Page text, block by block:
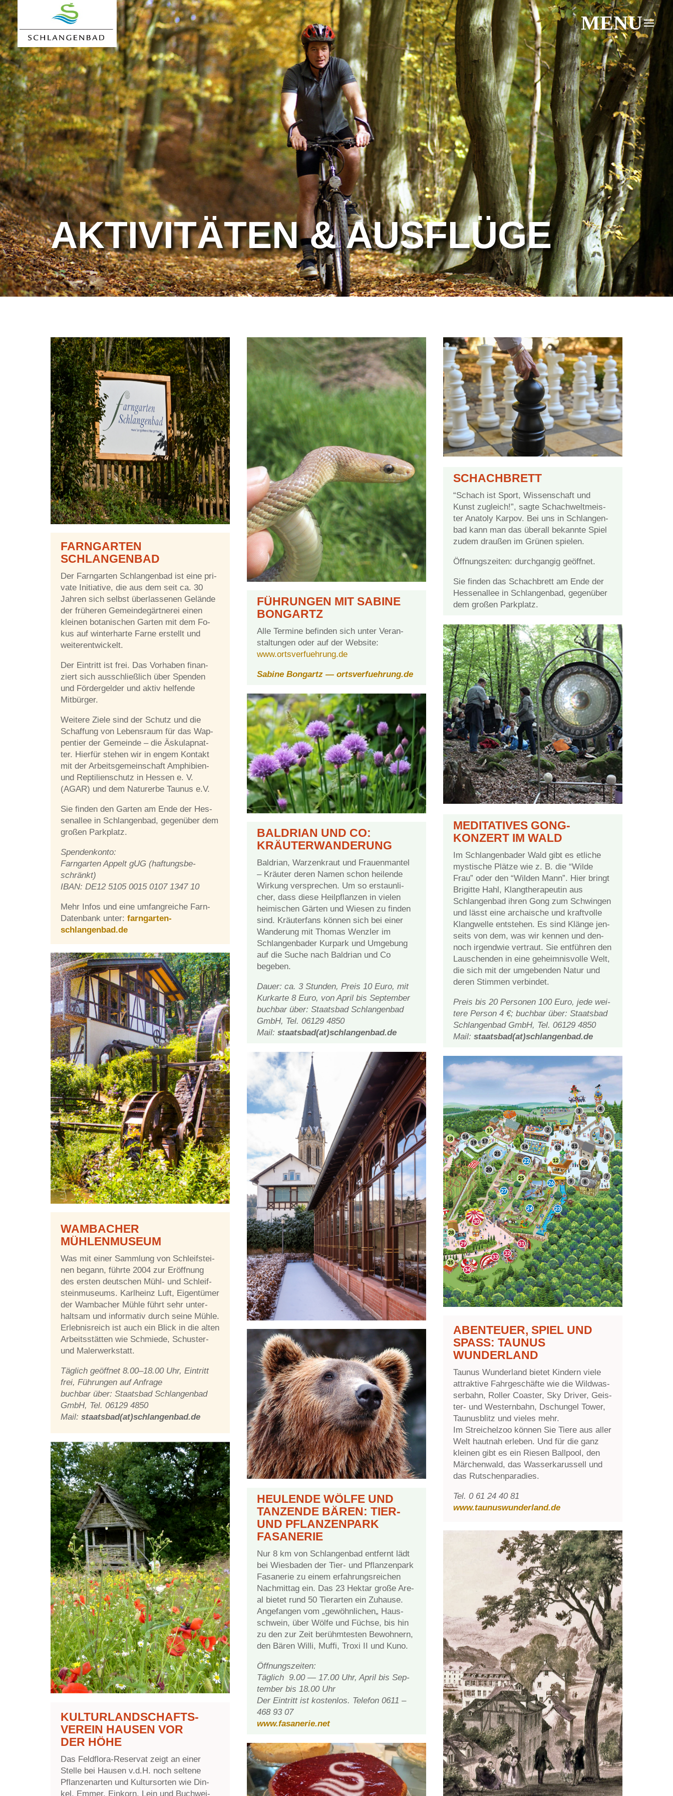
AK­TI­VI­TÄ­TEN & AUSFLÜGE
FARN­GAR­TEN
SCHLANGENBAD
Der Farn­gar­ten Schlan­gen­bad ist eine pri­
va­te In­itia­ti­ve, die aus dem seit ca. 30
Jah­ren sich selbst über­las­se­nen Ge­län­de
der frü­he­ren Ge­mein­de­gärt­ne­rei ei­nen
klei­nen bo­ta­ni­schen Gar­ten mit dem Fo­
kus auf win­ter­har­te Far­ne er­stellt und
weiterentwickelt.
Der Ein­tritt ist frei. Das Vor­ha­ben fi­nan­
ziert sich aus­schließ­lich über Spen­den
und För­der­gel­der und ak­tiv hel­fen­de
Mitbürger.
Wei­te­re Zie­le sind der Schutz und die
Schaf­fung von Le­bens­raum für das Wap­
pen­tier der Ge­mein­de – die Äs­ku­lap­nat­
ter. Hier­für ste­hen wir in en­gem Kon­takt
mit der Ar­beits­ge­mein­schaft Am­phi­bi­en-
und Rep­ti­li­en­schutz in Hes­sen e. V.
(AGAR) und dem Na­tur­er­be Tau­nus e.V.
Sie fin­den den Gar­ten am Ende der Hes­
sen­al­lee in Schlan­gen­bad, ge­gen­über dem
gro­ßen Parkplatz.
Spen­den­kon­to:
Farn­gar­ten Ap­pelt gUG (haf­tungs­be­
schränkt)
IBAN: DE12 5105 0015 0107 1347 10
Mehr In­fos und eine um­fang­rei­che Farn-
Da­ten­bank un­ter: farngarten-
schlangenbad.de
WAM­BA­CHER
MÜHLENMUSEUM
Was mit ei­ner Samm­lung von Schleif­stei­
nen be­gann, führ­te 2004 zur Er­öff­nung
des ers­ten deut­schen Mühl- und Schleif­
stein­mu­se­ums. Karl­heinz Luft, Ei­gen­tü­mer
der Wam­ba­cher Müh­le führt sehr un­ter­
halt­sam und in­for­ma­tiv durch sei­ne Müh­le.
Er­leb­nis­reich ist auch ein Blick in die al­ten
Ar­beits­stät­ten wie Schmie­de, Schus­ter-
und Malerwerkstatt.
Täg­lich ge­öff­net 8.00–18.00 Uhr, Ein­tritt
frei, Füh­run­gen auf An­fra­ge
buch­bar über: Staats­bad Schlan­gen­bad
GmbH, Tel. 06129 4850
Mail: staatsbad(at)schlangenbad.de
KUL­TUR­LAND­SCHAFTS­
VER­EIN HAU­SEN VOR
DER HÖHE
Das Feld­flo­ra-Re­ser­vat zeigt an ei­ner
Stel­le bei Hau­sen v.d.H. noch sel­te­ne
Pflan­zen­ar­ten und Kul­tur­sorten wie Din­
kel, Em­mer, Ein­korn, Lein und Buch­wei­
FÜH­RUN­GEN MIT SA­BI­NE
BONGARTZ
Alle Ter­mi­ne be­fin­den sich un­ter Ver­an­
stal­tun­gen oder auf der Web­site:
www.ortsverfuehrung.de
Sa­bi­ne Bon­gartz — ortsverfuehrung.de
BAL­DRI­AN UND CO:
KRÄUTERWANDERUNG
Bal­dri­an, War­zen­kraut und Frau­en­man­tel
– Kräu­ter de­ren Na­men schon hei­len­de
Wir­kung ver­spre­chen. Um so er­staun­li­
cher, dass die­se Heil­pflan­zen in vie­len
hei­mi­schen Gär­ten und Wie­sen zu fin­den
sind. Kräu­ter­fans kön­nen sich bei ei­ner
Wan­de­rung mit Tho­mas Wenz­ler im
Schlan­gen­ba­der Kur­park und Um­ge­bung
auf die Su­che nach Bal­dri­an und Co
begeben.
Dau­er: ca. 3 Stun­den, Preis 10 Euro, mit
Kur­kar­te 8 Euro, von April bis Sep­tem­ber
buch­bar über: Staats­bad Schlan­gen­bad
GmbH, Tel. 06129 4850
Mail: staatsbad(at)schlangenbad.de
HEU­LEN­DE WÖL­FE UND
TAN­ZEN­DE BÄ­REN: TIER-
UND PFLANZEN­PARK
FASANERIE
Nur 8 km von Schlan­gen­bad ent­fernt lädt
bei Wies­ba­den der Tier- und Pflan­zen­park
Fa­sa­ne­rie zu ei­nem er­fah­rungs­rei­chen
Nach­mit­tag ein. Das 23 Hekt­ar gro­ße Are­
al bie­tet rund 50 Tier­ar­ten ein Zu­hau­se.
An­ge­fan­gen vom „ge­wöhn­li­chen„ Haus­
schwein, über Wöl­fe und Füch­se, bis hin
zu den zur Zeit be­rühm­tes­ten Be­woh­nern,
den Bä­ren Wil­li, Muf­fi, Tro­xi II und Kuno.
Öff­nungs­zei­ten:
Täg­lich 9.00 — 17.00 Uhr, April bis Sep­
tem­ber bis 18.00 Uhr
Der Ein­tritt ist kos­ten­los. Te­le­fon 0611 –
468 93 07
www.fasanerie.net
SCHACH­BRETT
“Schach ist Sport, Wis­sen­schaft und
Kunst zu­gleich!”, sag­te Schach­welt­meis­
ter Ana­to­ly Kar­pov. Bei uns in Schlan­gen­
bad kann man das über­all be­kann­te Spiel
zu­dem drau­ßen im Grü­nen spielen.
Öff­nungs­zei­ten: durch­gan­gig geöffnet.
Sie fin­den das Schach­brett am Ende der
Hes­sen­al­lee in Schlan­gen­bad, ge­gen­über
dem gro­ßen Parkplatz.
ME­DI­TA­TI­VES GONG­
KONZERT IM WALD
Im Schlan­gen­ba­der Wald gibt es et­li­che
mys­ti­sche Plät­ze wie z. B. die “Wil­de
Frau” oder den “Wil­den Mann”. Hier bringt
Bri­git­te Hahl, Klang­the­ra­peu­tin aus
Schlan­gen­bad ih­ren Gong zum Schwin­gen
und lässt eine ar­chai­sche und kraft­vol­le
Klang­wel­le ent­ste­hen. Es sind Klän­ge jen­
seits von dem, was wir ken­nen und den­
noch ir­gend­wie ver­traut. Sie ent­füh­ren den
Lau­schen­den in eine ge­heim­nis­vol­le Welt,
die sich mit der um­ge­ben­den Na­tur und
de­ren Stim­men verbindet.
Preis bis 20 Per­so­nen 100 Euro, jede wei­
te­re Per­son 4 €; buch­bar über: Staats­bad
Schlan­gen­bad GmbH, Tel. 06129 4850
Mail:staatsbad(at)schlangenbad.de
ABEN­TEU­ER, SPIEL UND
SPASS: TAU­NUS W
UNDERLAND
Tau­nus Wun­der­land bie­tet Kin­dern vie­le
at­trak­ti­ve Fahr­ge­schäf­te wie die Wild­was­
ser­bahn, Rol­ler Co­as­ter, Sky Dri­ver, Geis­
ter- und Wes­tern­bahn, Dschun­gel Tower,
Tau­nus­blitz und vie­les mehr.
Im Strei­chel­zoo kön­nen Sie Tie­re aus al­ler
Welt haut­nah er­le­ben. Und für die ganz
klei­nen gibt es ein Rie­sen Ball­pool, den
Mär­chen­wald, das Was­ser­ka­rus­sell und
das Rutschenparadies.
Tel. 0 61 24 40 81
www.taunuswunderland.de